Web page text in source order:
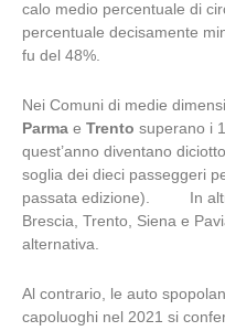
calo medio percentuale di
percentuale decisamente
fu del 48%.
Nei Comuni di medie
Parma e Trento superano i
quest’anno diventano
soglia dei dieci passeggeri
passata edizione). In altre
Brescia, Trento, Siena e
alternativa.
Al contrario, le auto
capoluoghi nel 2021 si